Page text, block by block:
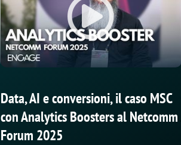
Data, AI e conversioni, il caso MSC
con Analytics Boosters al Netcomm
Forum 2025